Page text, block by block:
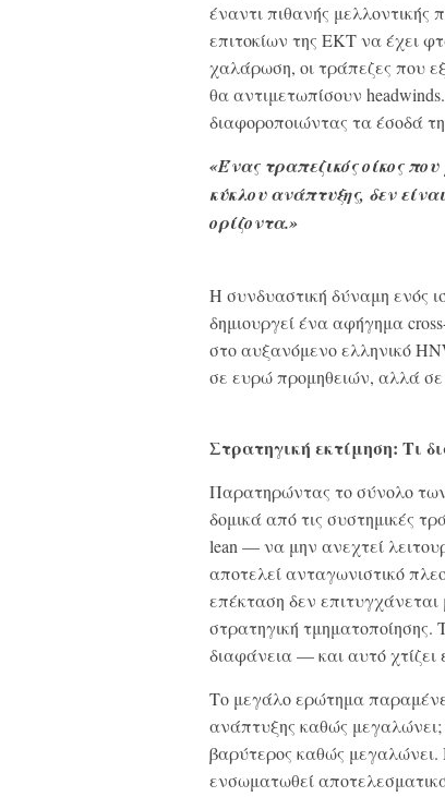
έναντι πιθανής μελλοντικής
επιτοκίων της ΕΚΤ να έχει
χαλάρωση, οι τράπεζες που
θα αντιμετωπίσουν
διαφοροποιώντας τα έσοδά
«Ένας τραπεζικός οίκος
κύκλου ανάπτυξης, δεν
ορίζοντα.»
Η συνδυαστική δύναμη ενός
δημιουργεί ένα αφήγημα
στο αυξανόμενο ελληνικό
σε ευρώ προμηθειών, αλλά
Στρατηγική εκτίμηση: Τι
Παρατηρώντας το σύνολο
δομικά από τις συστημικές
lean — να μην ανεχτεί
αποτελεί ανταγωνιστικό
επέκταση δεν
στρατηγική τμηματοποίησης.
διαφάνεια — και αυτό χτίζει
Το μεγάλο ερώτημα
ανάπτυξης καθώς μεγαλώνει;
βαρύτερος καθώς
ενσωματωθεί